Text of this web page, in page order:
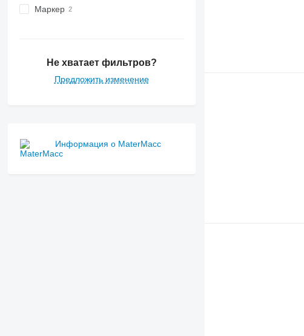
Маркер
Не хватает фильтров?
Предложить изменение
Информация о MaterMacc